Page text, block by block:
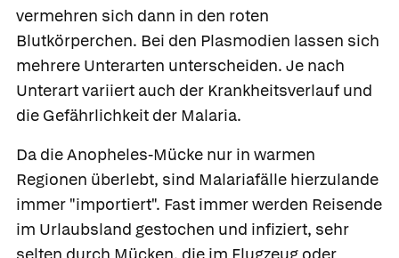
vermehren sich dann in den roten
Blutkörperchen. Bei den Plasmodien lassen sich
mehrere Unterarten unterscheiden. Je nach
Unterart variiert auch der Krankheitsverlauf und
die Gefährlichkeit der Malaria.
Da die Anopheles-Mücke nur in warmen
Regionen überlebt, sind Malariafälle hierzulande
immer "importiert". Fast immer werden Reisende
im Urlaubsland gestochen und infiziert, sehr